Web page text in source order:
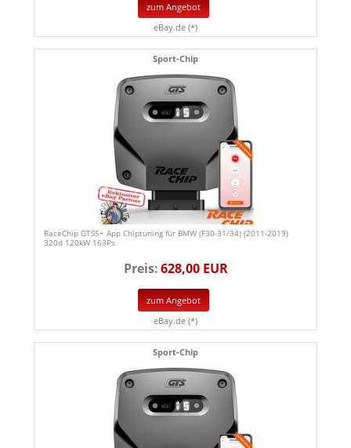
zum Angebot
eBay.de (*)
Sport-Chip
RaceChip GTS5+ App Chiptuning für BMW (F30-31/34) (2011-2019)
320d 120kW 163Ps
Preis:628,00 EUR
zum Angebot
eBay.de (*)
Sport-Chip